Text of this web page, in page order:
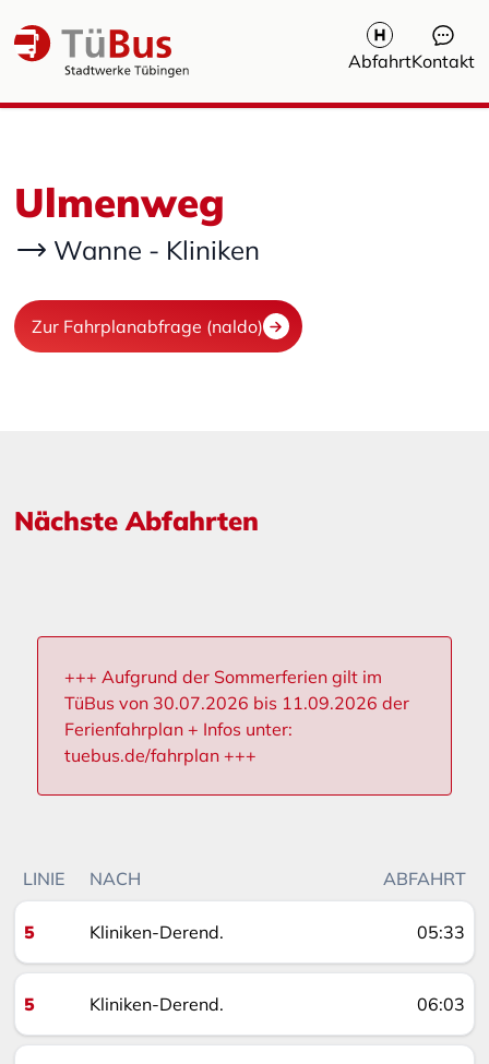
AbfahrtKontakt
Ulmenweg
Wanne - Kliniken
Zur Fahrplanabfrage (naldo)
Nächste Abfahrten
+++ Aufgrund der Sommerferien gilt im
TüBus von 30.07.2026 bis 11.09.2026 der
Ferienfahrplan + Infos unter:
tuebus.de/fahrplan +++
LINIE NACH ABFAHRT
5 Kliniken-Derend. 05:33
5 Kliniken-Derend. 06:03